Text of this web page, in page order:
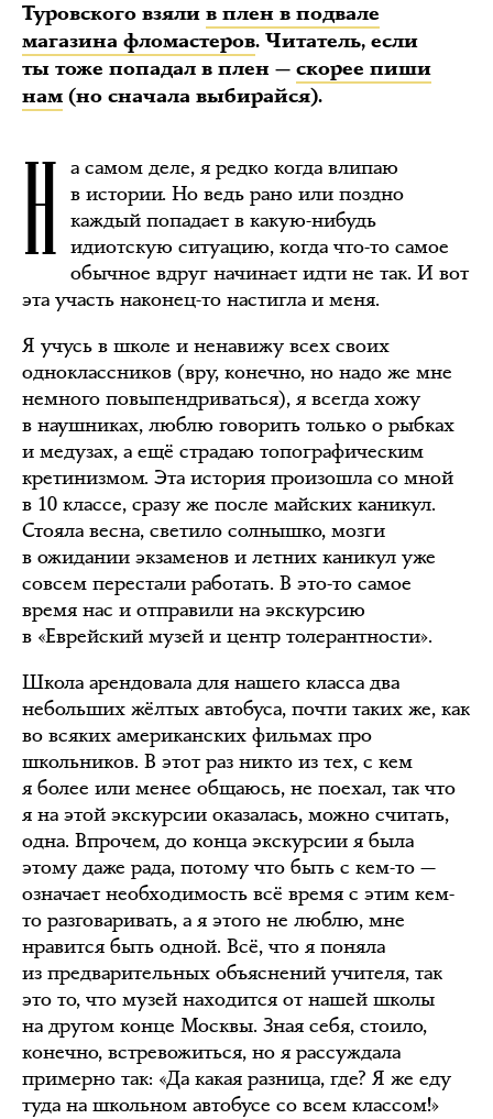
Туровского взяли в плен в подвале
магазина фломастеров. Читатель, если
ты тоже попадал в плен — скорее пиши
нам (но сначала выбирайся).
Н а самом деле, я редко когда влипаю
в истории. Но ведь рано или поздно
каждый попадает в какую-нибудь
идиотскую ситуацию, когда что-то самое
обычное вдруг начинает идти не так. И вот
эта участь наконец-то настигла и меня.
Я учусь в школе и ненавижу всех своих
одноклассников (вру, конечно, но надо же мне
немного повыпендриваться), я всегда хожу
в наушниках, люблю говорить только о рыбках
и медузах, а ещё страдаю топографическим
кретинизмом. Эта история произошла со мной
в 10 классе, сразу же после майских каникул.
Стояла весна, светило солнышко, мозги
в ожидании экзаменов и летних каникул уже
совсем перестали работать. В это-то самое
время нас и отправили на экскурсию
в «Еврейский музей и центр толерантности».
Школа арендовала для нашего класса два
небольших жёлтых автобуса, почти таких же, как
во всяких американских фильмах про
школьников. В этот раз никто из тех, с кем
я более или менее общаюсь, не поехал, так что
я на этой экскурсии оказалась, можно считать,
одна. Впрочем, до конца экскурсии я была
этому даже рада, потому что быть с кем-то —
означает необходимость всё время с этим кем-
то разговаривать, а я этого не люблю, мне
нравится быть одной. Всё, что я поняла
из предварительных объяснений учителя, так
это то, что музей находится от нашей школы
на другом конце Москвы. Зная себя, стоило,
конечно, встревожиться, но я рассуждала
примерно так: «Да какая разница, где? Я же еду
туда на школьном автобусе со всем классом!»